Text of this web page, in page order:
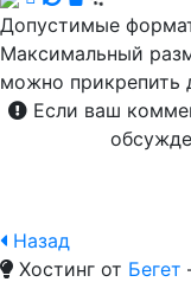
Допустимые
Максимальный
можно прикрепить
Если ваш
Назад
Хостинг от Бегет